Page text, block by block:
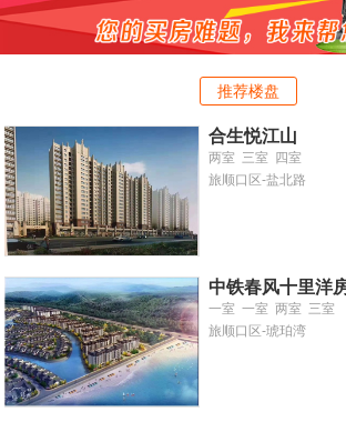
推荐楼盘
合生悦江山
两室 三室
四室
旅顺口区-盐北路
中铁春风十里洋
一室一室两室 三室
旅顺口区-琥珀湾